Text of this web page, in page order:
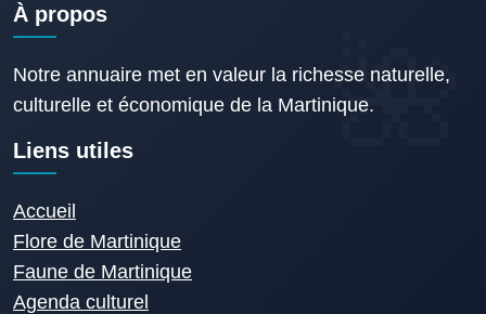
À propos
Notre annuaire met en valeur la richesse naturelle,
culturelle et économique de la Martinique.
Liens utiles
Accueil
Flore de Martinique
Faune de Martinique
Agenda culturel